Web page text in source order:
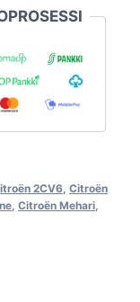
2CV6 Citroën
Citroën Mehari